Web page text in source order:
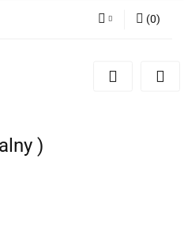
Zarejestruj się
(0)
)